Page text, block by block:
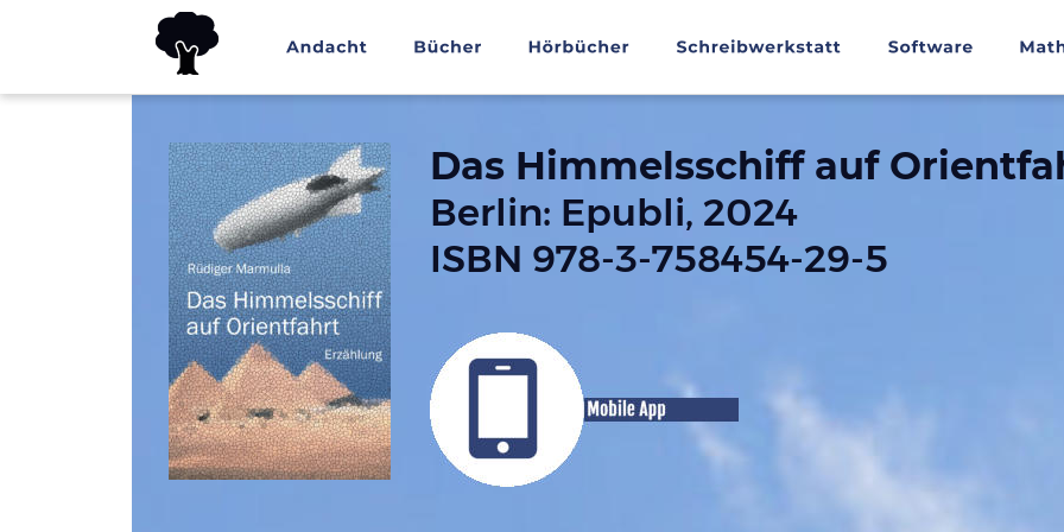
Das Himmelsschiff auf
Berlin: Epubli, 2024
ISBN 978-3-758454-29-5